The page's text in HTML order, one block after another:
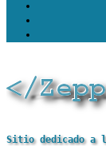
Sitio dedicado a